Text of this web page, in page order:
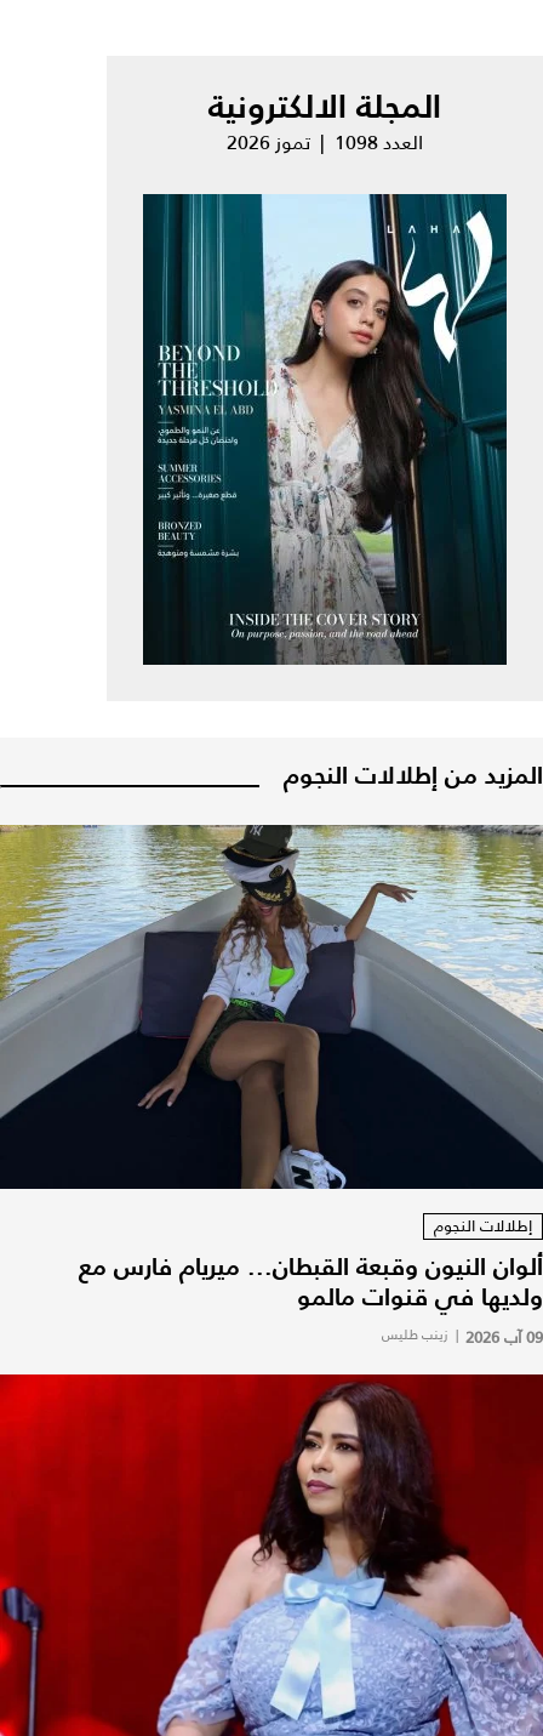
المجلة الالكترونية
العدد 1098 | تموز 2026
المزيد من إطلالات النجوم
إطلالات النجوم
ألوان النيون وقبعة القبطان... ميريام فارس مع
ولديها في قنوات مالمو
09 آب 2026 | زينب طليس